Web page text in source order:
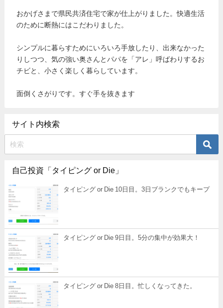
おかげさまで県民共済住宅で家が仕上がりました。快適生活
のために断熱にはこだわりました。
シンプルに暮らすためにいろいろ手放したり、出来なかった
りしつつ、気の強い奥さんとパパを「アレ」呼ばわりするお
チビと、小さく楽しく暮らしています。
面倒くさがりです。すぐ手を抜きます
サイト内検索
自己投資「タイピング or Die」
タイピング or Die 10日目。3日ブランクでもキープ
タイピング or Die 9日目。5分の集中が効果大！
タイピング or Die 8日目。忙しくなってきた。